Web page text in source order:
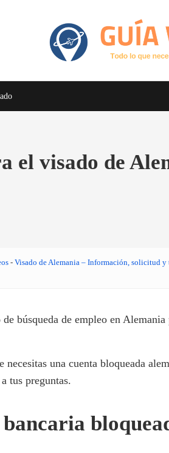
GuiaVisado.com
el visado de
- Visado de Alemania – Información, solicitud y
búsqueda de empleo en
una cuenta bloqueada
tus preguntas.